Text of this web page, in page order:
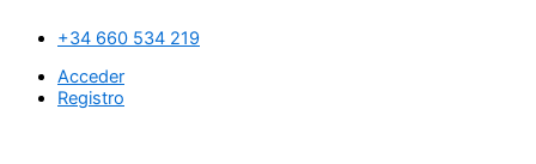
contenido
+34 660 534 219
Acceder
Registro
One